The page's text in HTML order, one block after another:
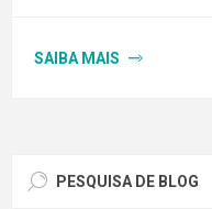
SAIBA MAIS
PESQUISA DE BLOG